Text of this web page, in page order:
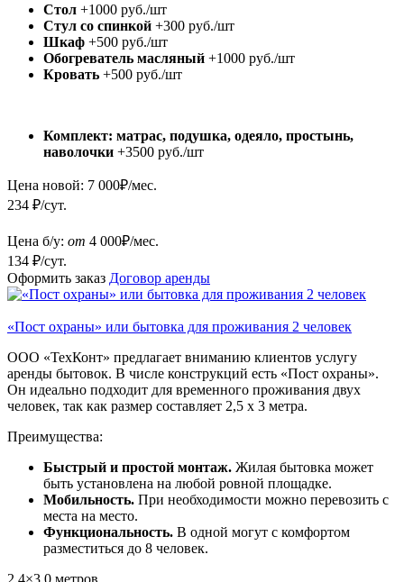
Стол +1000 руб./шт
Стул со спинкой +300 руб./шт
Шкаф +500 руб./шт
Обогреватель масляный +1000 руб./шт
Кровать +500 руб./шт
Комплект: матрас, подушка, одеяло, простынь,
наволочки +3500 руб./шт
Цена новой: 7 000₽/мес.
234 ₽/сут.
Цена б/у: от 4 000₽/мес.
134 ₽/сут.
Оформить заказ Договор аренды
«Пост охраны» или бытовка для проживания 2 человек
ООО «ТехКонт» предлагает вниманию клиентов услугу
аренды бытовок. В числе конструкций есть «Пост охраны».
Он идеально подходит для временного проживания двух
человек, так как размер составляет 2,5 х 3 метра.
Преимущества:
Быстрый и простой монтаж. Жилая бытовка может
быть установлена на любой ровной площадке.
Мобильность. При необходимости можно перевозить с
места на место.
Функциональность. В одной могут с комфортом
разместиться до 8 человек.
2.4×3.0 метров